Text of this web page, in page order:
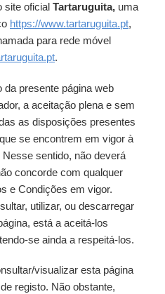
site oficial Tartaruguita, uma
https://www.tartaruguita.pt,
para rede móvel
.
da presente página web
a aceitação plena e sem
as disposições presentes
se encontrem em vigor à
sentido, não deverá
concorde com qualquer
e Condições em vigor.
utilizar, ou descarregar
está a aceitá-los
se ainda a respeitá-los.
visualizar esta página
registo. Não obstante,